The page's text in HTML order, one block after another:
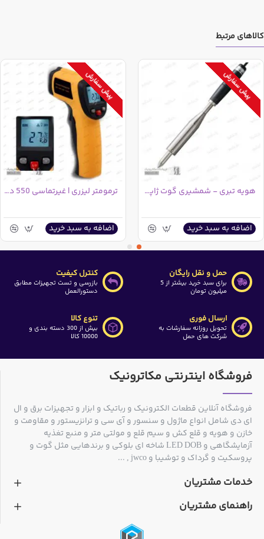
کالاهای مرتبط
پیش سفارش
هویه تبری - شمشیری گوت ژاپن HP-200
اضافه به سبد خرید
پیش سفارش
ترمومتر لیزری | غیرتماسی 550 درجه
اضافه به سبد خرید
حمل و نقل رایگان
برای سبد خرید بیشتر از 5
میلیون تومان
کنترل کیفیت
بازرسی و تست تجهیزات مطابق
دستورالعمل
ارسال فوری
تحویل روزانه سفارشات به
شرکت های حمل
تنوع کالا
بیش از 300 دسته بندی و
10000 کالا
فروشگاه اینترنتی مکاترونیک
فروشگاه آنلاین قطعات الکترونیک و رباتیک و ابزار و تجهیزات برق و ال
ای دی شامل انواع ماژول و سنسور و آی سی و ترانزیستور و مقاومت و
خازن و هویه و قلع کش و سیم قلع و مولتی متر و منبع تغذیه
آزمایشگاهی و LED DOB شاخه ای بلوکی و برندهایی مثل گوت و
پروسکیت و گرداک و توشیبا و jwco , ...
خدمات مشتریان
راهنمای مشتریان